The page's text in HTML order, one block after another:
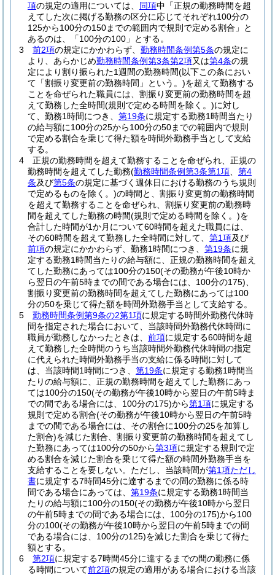
項の規定の適用については、 同項中「正規の勤務時間を超
えてした次に掲げる勤務の区分に応じてそれぞれ100分の
125から100分の150までの範囲内で規則で定める割合」と
あるのは、「100分の100」とする。
3
前2項の規定にかかわらず、 勤務時間条例第5条の規定に
より、あらかじめ勤務時間条例第3条第2項又は第4条の規
定により割り振られた1週間の勤務時間(以下この条におい
て「割振り変更前の勤務時間」という。)を超えて勤務する
ことを命ぜられた職員には、割振り変更前の勤務時間を超
えて勤務した全時間(規則で定める時間を除く。)に対し
て、勤務1時間につき、 第19条に規定する勤務1時間当たり
の給与額に100分の25から100分の50までの範囲内で規則
で定める割合を乗じて得た額を時間外勤務手当として支給
する。
4
正規の勤務時間を超えて勤務することを命ぜられ、正規の
勤務時間を超えてした勤務(勤務時間条例第3条第1項
第4
条及び第5条の規定に基づく週休日における勤務のうち規則
で定めるものを除く。)の時間と、割振り変更前の勤務時間
を超えて勤務することを命ぜられ、割振り変更前の勤務時
間を超えてした勤務の時間(規則で定める時間を除く。)を
合計した時間が1か月について60時間を超えた職員には、
その60時間を超えて勤務した全時間に対して、 第1項及び
前項の規定にかかわらず、勤務1時間につき、 第19条に規
定する勤務1時間当たりの給与額に、正規の勤務時間を超え
てした勤務にあっては100分の150(その勤務が午後10時か
ら翌日の午前5時までの間である場合には、100分の175)
割振り変更前の勤務時間を超えてした勤務にあっては100
分の50を乗じて得た額を時間外勤務手当として支給する。
5
勤務時間条例第9条の2第1項に規定する時間外勤務代休時
間を指定された場合において、当該時間外勤務代休時間に
職員が勤務しなかったときは、 前項に規定する60時間を超
えて勤務した全時間のうち当該時間外勤務代休時間の指定
に代えられた時間外勤務手当の支給に係る時間に対して
は、当該時間1時間につき、 第19条に規定する勤務1時間当
たりの給与額に、正規の勤務時間を超えてした勤務にあっ
ては100分の150(その勤務が午後10時から翌日の午前5時ま
での間である場合には、100分の175)から第1項に規定する
規則で定める割合(その勤務が午後10時から翌日の午前5時
までの間である場合には、その割合に100分の25を加算し
た割合)を減じた割合、割振り変更前の勤務時間を超えてし
た勤務にあっては100分の50から第3項に規定する規則で定
める割合を減じた割合を乗じて得た額の時間外勤務手当を
支給することを要しない。 ただし、当該時間が第1項ただし
書に規定する7時間45分に達するまでの間の勤務に係る時
間である場合にあっては、 第19条に規定する勤務1時間当
たりの給与額に100分の150(その勤務が午後10時から翌日
の午前5時までの間である場合には、100分の175)から100
分の100(その勤務が午後10時から翌日の午前5時までの間
である場合には、100分の125)を減じた割合を乗じて得た
額とする。
6
第2項に規定する7時間45分に達するまでの間の勤務に係
る時間について前2項の規定の適用がある場合における当該